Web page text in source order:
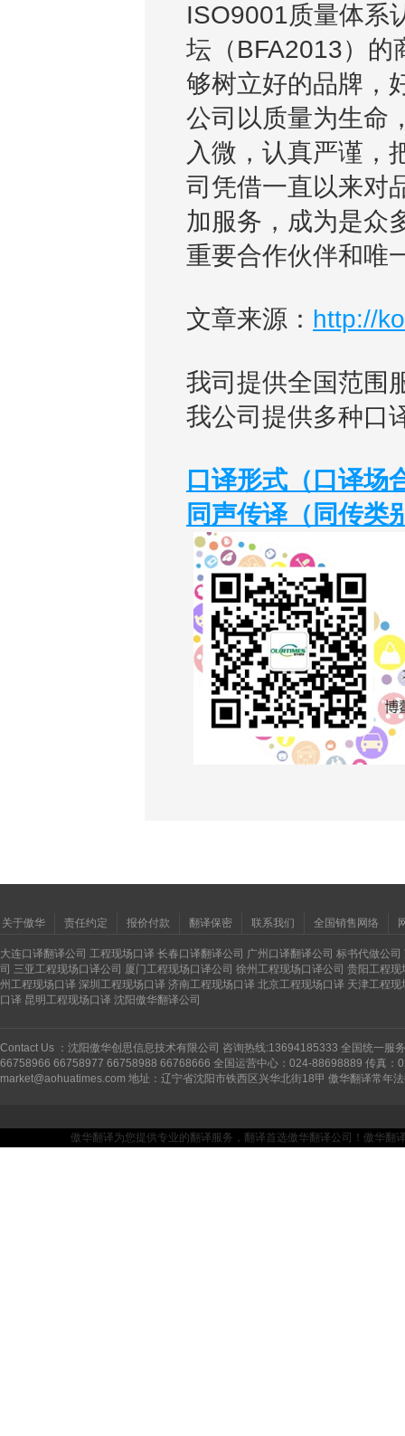
ISO9001质量体系
坛（BFA2013）的
够树立好的品牌，
公司以质量为生命
入微，认真严谨，
司凭借一直以来对
加服务，成为是众
重要合作伙伴和唯
文章来源： http://
我司提供全国范围
我公司提供多种口
口译形式（口译场
同声传译（同传类
关于傲华 责任约定 报价付款 翻译保密 联系我们 全国销售网络
大连口译翻译公司 工程现场口译 长春口译翻译公司 广州口译翻译公司 标书代做公司
司 三亚工程现场口译公司 厦门工程现场口译公司 徐州工程现场口译公司 贵阳工程现
州工程现场口译 深圳工程现场口译 济南工程现场口译 北京工程现场口译 天津工程现
口译 昆明工程现场口译 沈阳傲华翻译公司
Contact Us ：沈阳傲华创思信息技术有限公司 咨询热线:13694185333 全国统一服
66758966 66758977 66758988 66768666 全国运营中心：024-88698889 传真：
market@aohuatimes.com 地址：辽宁省沈阳市铁西区兴华北街18甲 傲华翻译常年
傲华翻译为您提供专业的翻译服务，翻译首选傲华翻译公司！傲华